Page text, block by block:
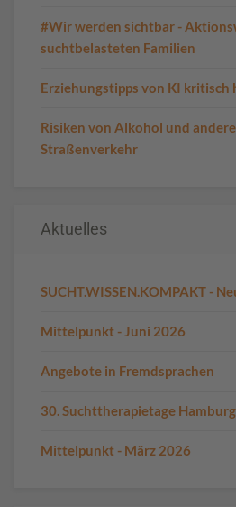
#Wir werden sichtbar -
suchtbelasteten Familien
Erziehungstipps von KI kritisch
Risiken von Alkohol und
Straßenverkehr
Aktuelles
SUCHT.WISSEN.KOMPAKT -
Mittelpunkt - Juni 2026
Angebote in Fremdsprachen
30. Suchttherapietage Hamburg
Mittelpunkt - März 2026